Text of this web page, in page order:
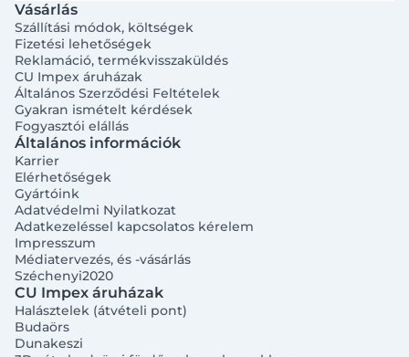
Vásárlás
Szállítási módok, költségek
Fizetési lehetőségek
Reklamáció, termékvisszaküldés
CU Impex áruházak
Általános Szerződési Feltételek
Gyakran ismételt kérdések
Fogyasztói elállás
Általános információk
Karrier
Elérhetőségek
Gyártóink
Adatvédelmi Nyilatkozat
Adatkezeléssel kapcsolatos kérelem
Impresszum
Médiatervezés, és -vásárlás
Széchenyi2020
CU Impex áruházak
Halásztelek (átvételi pont)
Budaörs
Dunakeszi